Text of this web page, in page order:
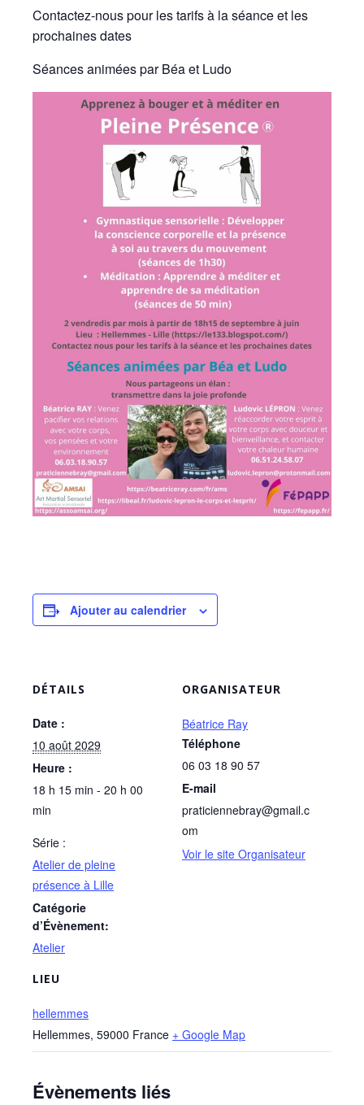
Contactez-nous pour les tarifs à la séance et les
prochaines dates
Séances animées par Béa et Ludo
Ajouter au calendrier
DÉTAILS
Date :
10 août 2029
Heure :
18 h 15 min - 20 h 00
min
Série :
Atelier de pleine
présence à Lille
Catégorie
d’Évènement:
Atelier
LIEU
hellemmes
Hellemmes, 59000 France + Google Map
ORGANISATEUR
Béatrice Ray
Téléphone
06 03 18 90 57
E-mail
praticiennebray@gmail.c
om
Voir le site Organisateur
Évènements liés